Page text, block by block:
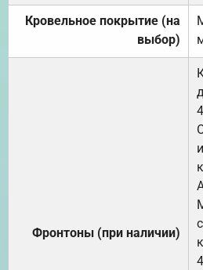
Кровельное покрытие (на
выбор)
Фронтоны (при наличии)